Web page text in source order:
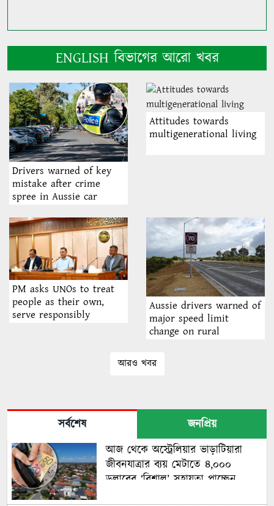
ENGLISH বিভাগের আরো খবর
Drivers warned of key
mistake after crime
spree in Aussie car
any easier’
Attitudes towards
multigenerational living
PM asks UNOs to treat
people as their own,
serve responsibly
Aussie drivers warned of
major speed limit
change on rural
আরও খবর
সর্বশেষ
জনপ্রিয়
আজ থেকে অস্ট্রেলিয়ার ভাড়াটিয়ারা
জীবনযাত্রার ব্যয় মেটাতে ৪,০০০
ডলারের ‘বিশাল’ সহায়তা পাচ্ছেন